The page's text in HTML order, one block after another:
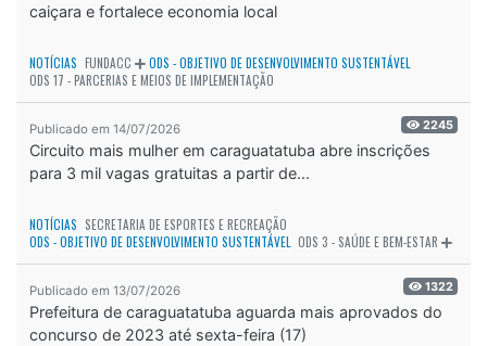
caiçara e fortalece economia local
NOTÍCIAS FUNDACC
ODS - OBJETIVO DE DESENVOLVIMENTO SUSTENTÁVEL
ODS 17 - PARCERIAS E MEIOS DE IMPLEMENTAÇÃO
Publicado em 14/07/2026 2245
Circuito mais mulher em caraguatatuba abre inscrições
para 3 mil vagas gratuitas a partir de...
NOTÍCIAS SECRETARIA DE ESPORTES E RECREAÇÃO
ODS - OBJETIVO DE DESENVOLVIMENTO SUSTENTÁVEL ODS 3 - SAÚDE E BEM-ESTAR
Publicado em 13/07/2026 1322
Prefeitura de caraguatatuba aguarda mais aprovados do
concurso de 2023 até sexta-feira (17)